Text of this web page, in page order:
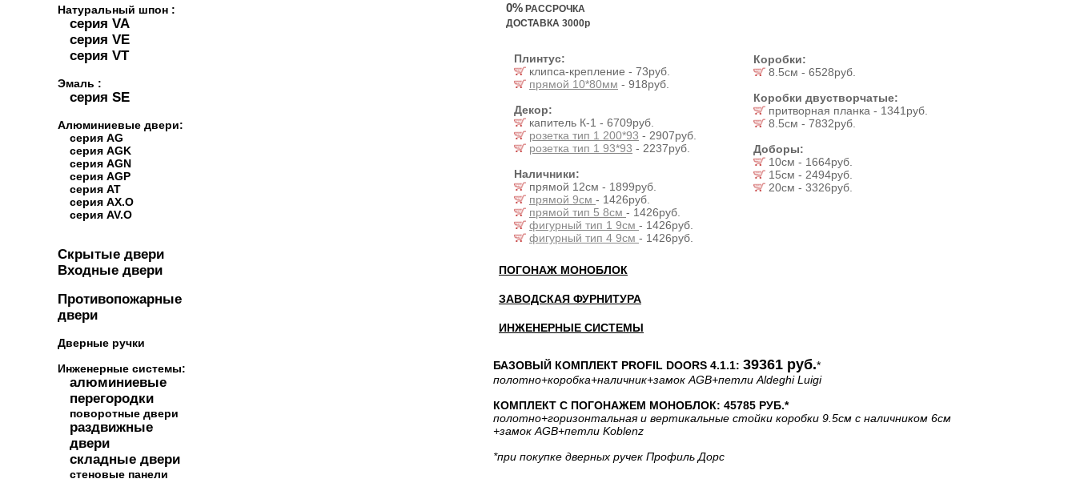
Натуральный шпон :
серия VA
серия VE
серия VT
Эмаль :
серия SE
Алюминиевые двери:
серия AG
серия AGK
серия AGN
серия AGP
серия AT
серия AX.O
серия AV.O
Скрытые двери
Входные двери
Противопожарные
двери
Дверные ручки
Инженерные системы:
алюминиевые
перегородки
поворотные двери
раздвижные
двери
складные двери
стеновые панели
0% РАССРОЧКА
ДОСТАВКА 3000р
Плинтус:
клипса-крепление - 73руб.
прямой 10*80мм - 918руб.
Декор:
капитель К-1 - 6709руб.
розетка тип 1 200*93 - 2907руб.
розетка тип 1 93*93 - 2237руб.
Наличники:
прямой 12см - 1899руб.
прямой 9см - 1426руб.
прямой тип 5 8см - 1426руб.
фигурный тип 1 9см - 1426руб.
фигурный тип 4 9см - 1426руб.
Коробки:
8.5см - 6528руб.
Коробки двустворчатые:
притворная планка - 1341руб.
8.5см - 7832руб.
Доборы:
10см - 1664руб.
15см - 2494руб.
20см - 3326руб.
ПОГОНАЖ МОНОБЛОК
ЗАВОДСКАЯ ФУРНИТУРА
ИНЖЕНЕРНЫЕ СИСТЕМЫ
БАЗОВЫЙ КОМПЛЕКТ PROFIL DOORS 4.1.1: 39361 руб.*
полотно+коробка+наличник+замок AGB+петли Aldeghi Luigi
КОМПЛЕКТ С ПОГОНАЖЕМ МОНОБЛОК: 45785 РУБ.*
полотно+горизонтальная и вертикальные стойки коробки 9.5см с наличником 6см
+замок AGB+петли Koblenz
*при покупке дверных ручек Профиль Дорс